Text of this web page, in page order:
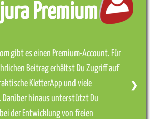
Premium
gibt es einen Premium-Account. Für
Beitrag erhältst Du Zugriff auf
KletterApp und viele
Darüber hinaus unterstützt Du
der Entwicklung von freien
❯